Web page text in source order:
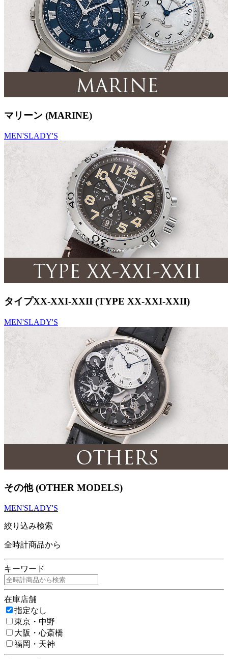
マリーン (MARINE)
MEN'SLADY'S
タイプXX-XXI-XXII (TYPE XX-XXI-XXII)
MEN'SLADY'S
その他 (OTHER MODELS)
MEN'SLADY'S
絞り込み検索
全時計商品から
キーワード
在庫店舗
指定なし
東京・中野
大阪・心斎橋
福岡・天神